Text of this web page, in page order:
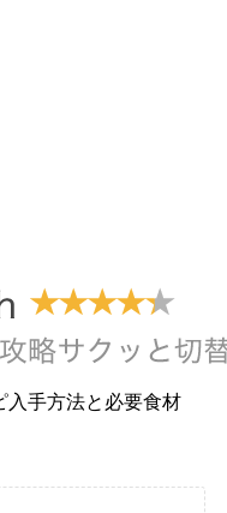
入手方法と必要食材